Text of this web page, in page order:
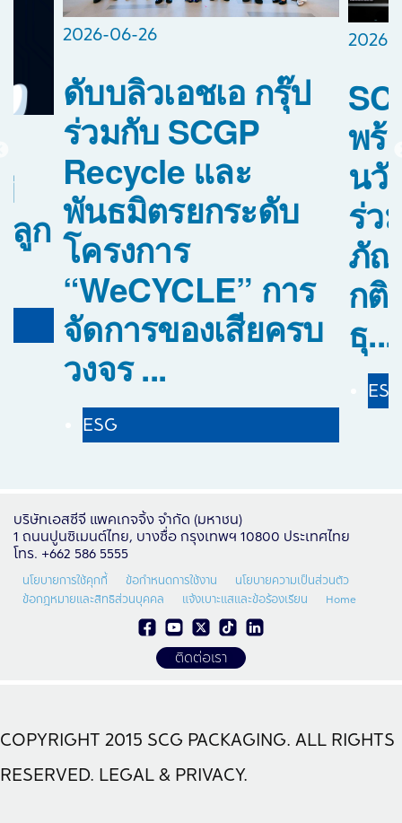
ลูก
2026-06-26
ดับบลิวเอชเอ กรุ๊ป
ร่วมกับ SCGP
Recycle และ
พันธมิตรยกระดับ
โครงการ
“WeCYCLE” การ
จัดการของเสียครบ
วงจร ...
ESG
2026-
พร้
นวั
ร่ว
ภัณ
กติ
ธุ...
ESG
บริษัทเอสซีจี แพคเกจจิ้ง จำกัด (มหาชน)
1 ถนนปูนซิเมนต์ไทย, บางซื่อ กรุงเทพฯ 10800 ประเทศไทย
โทร. +662 586 5555
นโยบายการใช้คุกกี้ ข้อกำหนดการใช้งาน
นโยบายความเป็นส่วนตัว
ข้อกฎหมายและสิทธิส่วนบุคคล
แจ้งเบาะแสและข้อร้องเรียน Home
ติดต่อเรา
COPYRIGHT 2015 SCG PACKAGING. ALL RIGHTS
RESERVED. LEGAL & PRIVACY.